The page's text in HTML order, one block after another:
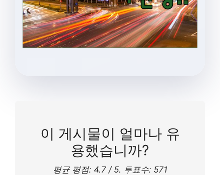
이 게시물이 얼마나 유
용했습니까?
평균 평점: 4.7/ 5. 투표수: 571